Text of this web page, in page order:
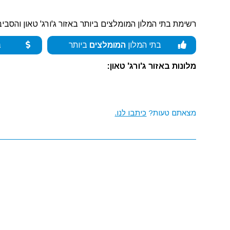
רשימת בתי המלון המומלצים ביותר באזור ג'ורג' טאון
בתי המלון המומלצים ביותר
מלונות באזור ג'ורג' טאון:
מצאתם טעות? כיתבו לנו.